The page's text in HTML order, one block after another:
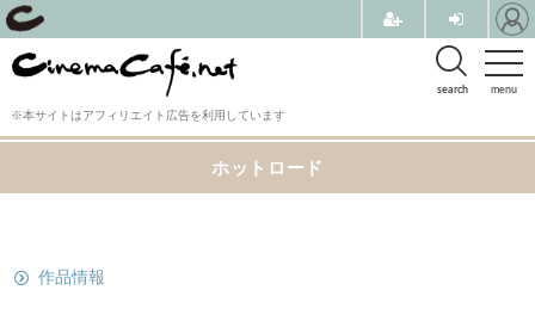
menu
search
※本サイトはアフィリエイト広告を利用しています
ホットロード
作品情報